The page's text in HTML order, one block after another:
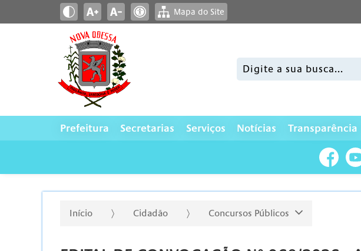
Mapa do Site
Pesquisar:
Prefeitura Secretarias Serviços Notícias Transparência
Início Cidadão Concursos Públicos